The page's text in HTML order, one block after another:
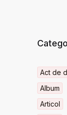
Act de
Album
Articol